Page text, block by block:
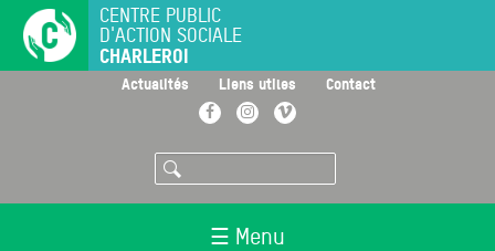
principal
CENTRE PUBLIC
D'ACTION SOCIALE
CHARLEROI
Actualités Liens utiles Contact
FacebookInstagramVimeo
Rechercher
☰ Menu